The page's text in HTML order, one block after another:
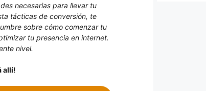
necesarias para llevar tu
tácticas de conversión, te
sobre cómo comenzar tu
tu presencia en internet.
nivel.
allí!